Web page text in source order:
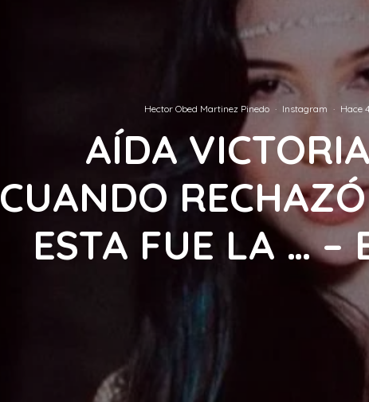
Hector Obed Martinez Pinedo · Instagram · Hace
AÍDA
CUANDO
ESTA FUE LA … –